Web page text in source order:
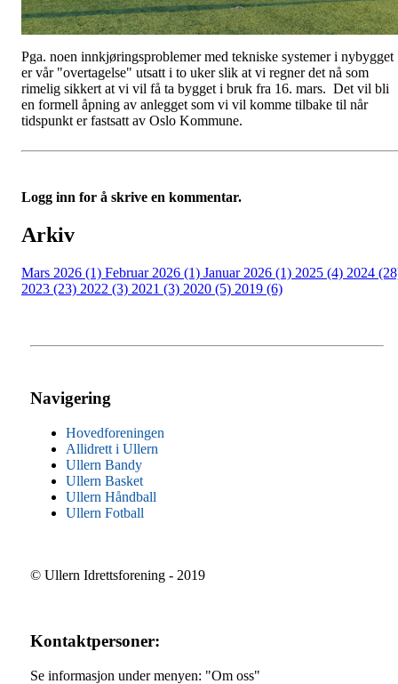
Pga. noen innkjøringsproblemer med tekniske systemer i nybygget
er vår "overtagelse" utsatt i to uker slik at vi regner det nå som
rimelig sikkert at vi vil få ta bygget i bruk fra 16. mars. Det vil bli
en formell åpning av anlegget som vi vil komme tilbake til når
tidspunkt er fastsatt av Oslo Kommune.
Logg inn for å skrive en kommentar.
Arkiv
Mars 2026 (1) Februar 2026 (1) Januar 2026 (1) 2025 (4) 2024
2023 (23) 2022 (3) 2021 (3) 2020 (5) 2019 (6)
Navigering
Hovedforeningen
Allidrett i Ullern
Ullern Bandy
Ullern Basket
Ullern Håndball
Ullern Fotball
© Ullern Idrettsforening - 2019
Kontaktpersoner:
Se informasjon under menyen: "Om oss"